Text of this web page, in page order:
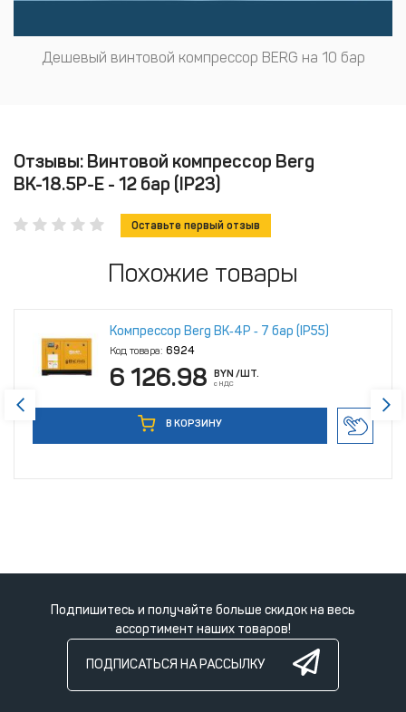
Дешевый винтовой компрессор BERG на 10 бар
Отзывы: Винтовой компрессор Berg
ВК-18.5Р-Е - 12 бар (IP23)
Оставьте первый отзыв
Похожие товары
Компрессор Berg ВК‑4Р ‑ 7 бар (IP55)
Код товара: 6924
6 126.98 BYN /ШТ.
с НДС
В КОРЗИНУ
Подпишитесь и получайте больше скидок на весь
ассортимент наших товаров!
ПОДПИСАТЬСЯ НА РАССЫЛКУ